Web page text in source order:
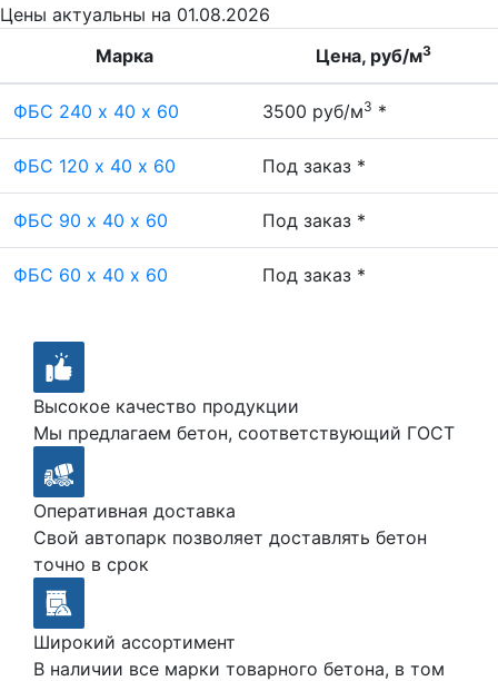
Цены актуальны на 01.08.2026
Марка
Цена, руб/м3
ФБС 240 х 40 х 60 3500 руб/м3 *
ФБС 120 х 40 х 60 Под заказ *
ФБС 90 х 40 х 60 Под заказ *
ФБС 60 х 40 х 60 Под заказ *
Высокое качество продукции
Мы предлагаем бетон, соответствующий ГОСТ
Оперативная доставка
Свой автопарк позволяет доставлять бетон
точно в срок
Широкий ассортимент
В наличии все марки товарного бетона, в том